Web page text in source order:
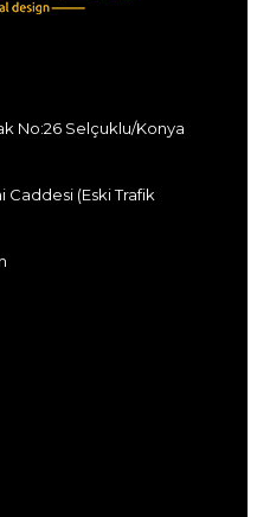
No:26 Selçuklu/Konya
Caddesi (Eski Trafik